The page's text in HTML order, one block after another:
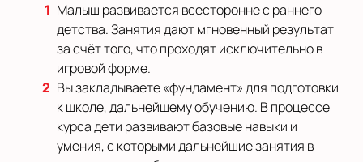
Малыш развивается всесторонне с раннего
детства. Занятия дают мгновенный результат
за счёт того, что проходят исключительно в
игровой форме.
Вы закладываете «фундамент» для подготовки
к школе, дальнейшему обучению. В процессе
курса дети развивают базовые навыки и
умения, с которыми дальнейшие занятия в